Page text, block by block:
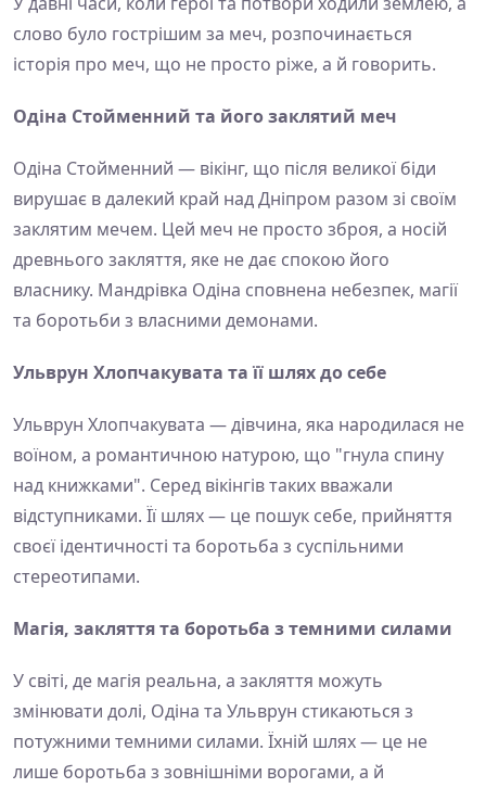
слово було гострішим за меч, розпочинається
історія про меч, що не просто ріже, а й говорить.
Одіна Стойменний та його заклятий меч
Одіна Стойменний — вікінг, що після великої біди
вирушає в далекий край над Дніпром разом зі своїм
заклятим мечем. Цей меч не просто зброя, а носій
древнього закляття, яке не дає спокою його
власнику. Мандрівка Одіна сповнена небезпек, магії
та боротьби з власними демонами.
Ульврун Хлопчакувата та її шлях до себе
Ульврун Хлопчакувата — дівчина, яка народилася не
воїном, а романтичною натурою, що "гнула спину
над книжками". Серед вікінгів таких вважали
відступниками. Її шлях — це пошук себе, прийняття
своєї ідентичності та боротьба з суспільними
стереотипами.
Магія, закляття та боротьба з темними силами
У світі, де магія реальна, а закляття можуть
змінювати долі, Одіна та Ульврун стикаються з
потужними темними силами. Їхній шлях — це не
лише боротьба з зовнішніми ворогами, а й